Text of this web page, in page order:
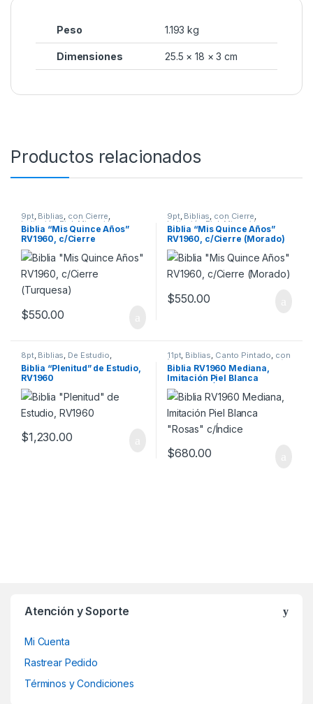
Peso 1.193 kg
Dimensiones 25.5 × 18 × 3 cm
Productos relacionados
9pt, Biblias, con Cierre,
Imitación Piel, Migración
Quinceaños ,Reina Valera 1960
Tamaño Manual,Turquesa
Biblia “Mis Quince Años”
RV1960, c/Cierre
(Turquesa)
$550.00
9pt, Biblias, con Cierre,
Imitación Piel, Migración
Morado,Quinceaños ,Reina
Valera 1960,Tamaño Manual
Biblia “Mis Quince Años”
RV1960, c/Cierre (Morado)
$550.00
8pt, Biblias, De Estudio,
Migración, Reina Valera 1960
Tamaño Grande,Tapa Dura
Biblia “Plenitud” de Estudio,
RV1960
$1,230.00
11pt, Biblias, Canto Pintado, con
Índice Imitación Piel, Migración
Reina Valera 1960,Tamaño
Manual
Biblia RV1960 Mediana,
Imitación Piel Blanca
“Rosas” c/Índice
$680.00
Atención y Soporte
Mi Cuenta
Rastrear Pedido
Términos y Condiciones